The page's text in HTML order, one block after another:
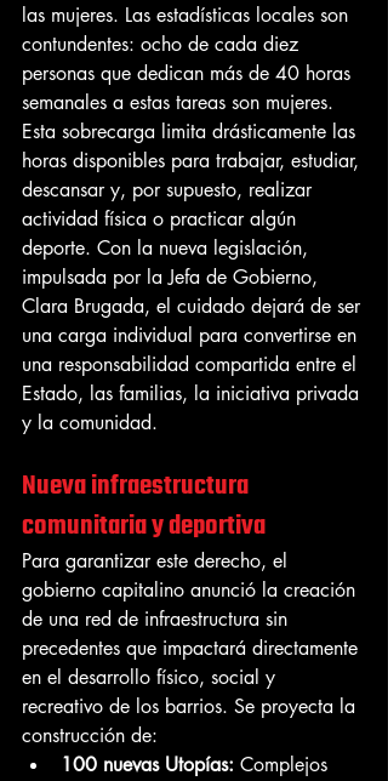
las mujeres. Las estadísticas locales son
contundentes: ocho de cada diez
personas que dedican más de 40 horas
semanales a estas tareas son mujeres.
Esta sobrecarga limita drásticamente las
horas disponibles para trabajar, estudiar,
descansar y, por supuesto, realizar
actividad física o practicar algún
deporte. Con la nueva legislación,
impulsada por la Jefa de Gobierno,
Clara Brugada, el cuidado dejará de ser
una carga individual para convertirse en
una responsabilidad compartida entre el
Estado, las familias, la iniciativa privada
y la comunidad.
Nueva infraestructura
comunitaria y deportiva
Para garantizar este derecho, el
gobierno capitalino anunció la creación
de una red de infraestructura sin
precedentes que impactará directamente
en el desarrollo físico, social y
recreativo de los barrios. Se proyecta la
construcción de:
100 nuevas Utopías: Complejos